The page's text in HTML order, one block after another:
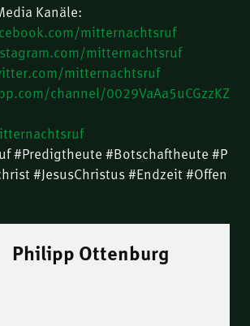
Kanäle:
mitternachtsruf
mitternachtsruf
mitternachtsruf
channel/0029VaAa5uCGzzKZ
#Predigtheute #Botschaftheute #P
#JesusChristus #Endzeit #Offen
Philipp Ottenburg